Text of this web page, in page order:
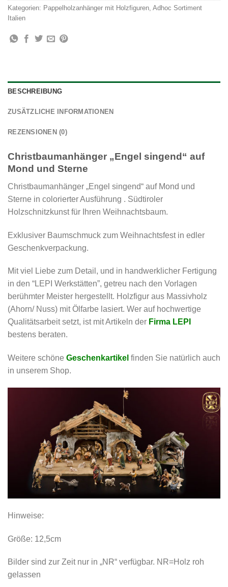
Kategorien: Pappelholzanhänger mit Holzfiguren Adhoc Sortiment
Italien
BESCHREIBUNG
ZUSÄTZLICHE INFORMATIONEN
REZENSIONEN (0)
Christbaumanhänger „Engel singend“ auf
Mond und Sterne
Christbaumanhänger „Engel singend“ auf Mond und
Sterne in colorierter Ausführung . Südtiroler
Holzschnitzkunst für Ihren Weihnachtsbaum.
Exklusiver Baumschmuck zum Weihnachtsfest in edler
Geschenkverpackung.
Mit viel Liebe zum Detail, und in handwerklicher Fertigung
in den “LEPI Werkstätten”, getreu nach den Vorlagen
berühmter Meister hergestellt. Holzfigur aus Massivholz
(Ahorn/ Nuss) mit Ölfarbe lasiert. Wer auf hochwertige
Qualitätsarbeit setzt, ist mit Artikeln der Firma LEPI
bestens beraten.
Weitere schöne Geschenkartikel finden Sie natürlich auch
in unserem Shop.
Hinweise:
Größe: 12,5cm
Bilder sind zur Zeit nur in „NR“ verfügbar. NR=Holz roh
gelassen